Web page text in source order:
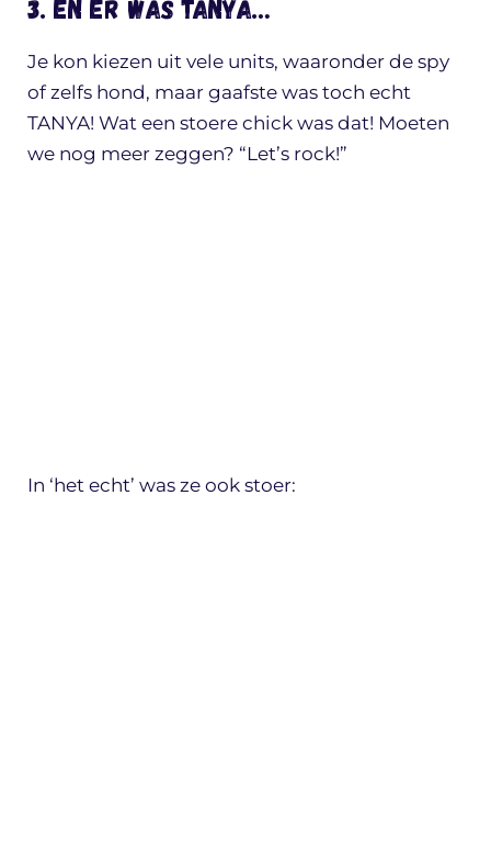
3. En er was Tanya…
Je kon kiezen uit vele units, waaronder de spy
of zelfs hond, maar gaafste was toch echt
TANYA! Wat een stoere chick was dat! Moeten
we nog meer zeggen? “Let’s rock!”
In ‘het echt’ was ze ook stoer: